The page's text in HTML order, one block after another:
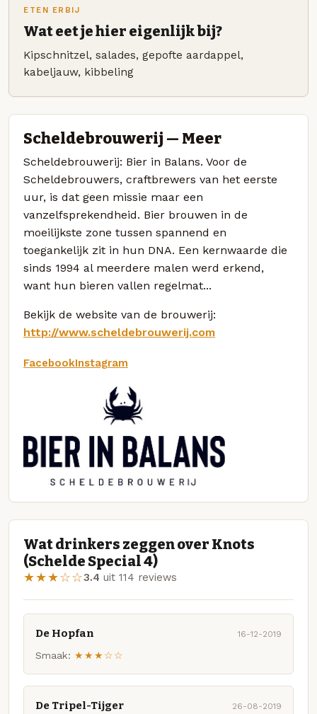
ETEN ERBIJ
Wat eet je hier eigenlijk bij?
Kipschnitzel, salades, gepofte aardappel,
kabeljauw, kibbeling
Scheldebrouwerij — Meer
Scheldebrouwerij: Bier in Balans. Voor de
Scheldebrouwers, craftbrewers van het eerste
uur, is dat geen missie maar een
vanzelfsprekendheid. Bier brouwen in de
moeilijkste zone tussen spannend en
toegankelijk zit in hun DNA. Een kernwaarde die
sinds 1994 al meerdere malen werd erkend,
want hun bieren vallen regelmat...
Bekijk de website van de brouwerij:
http://www.scheldebrouwerij.com
FacebookInstagram
Wat drinkers zeggen over Knots
(Schelde Special 4)
★★★☆☆3.4 uit 114 reviews
De Hopfan 16-12-2019
Smaak: ★★★☆☆
De Tripel-Tijger 26-08-2019